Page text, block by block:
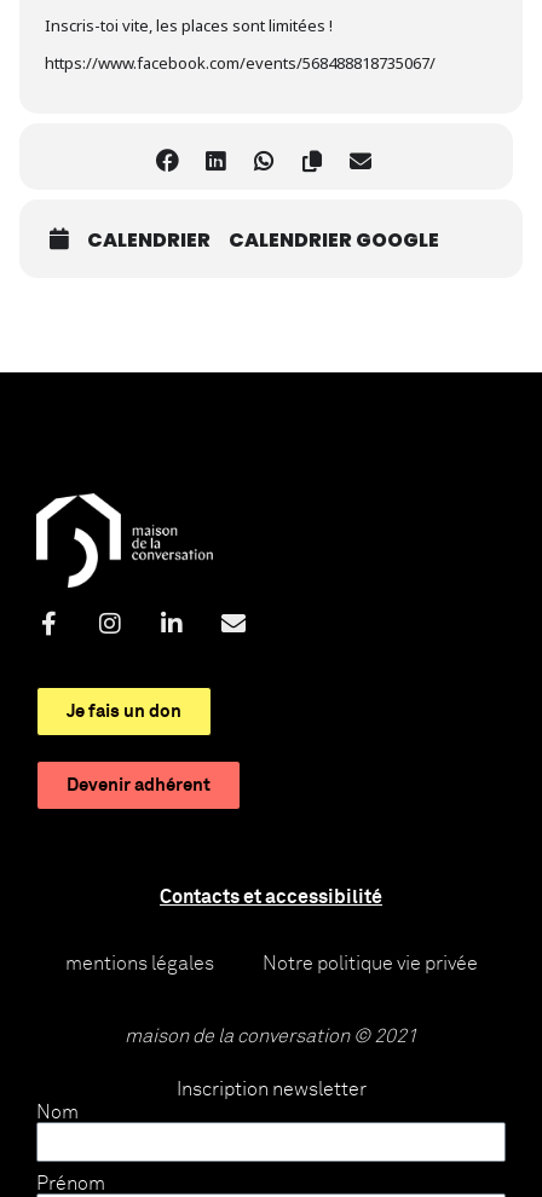
Inscris-toi vite, les places sont limitées !
https://www.facebook.com/events/568488818735067/
CALENDRIER CALENDRIER GOOGLE
Je fais un don
Devenir adhérent
Contacts et accessibilité
mentions légales Notre politique vie privée
maison de la conversation © 2021
Inscription newsletter
Nom
Prénom